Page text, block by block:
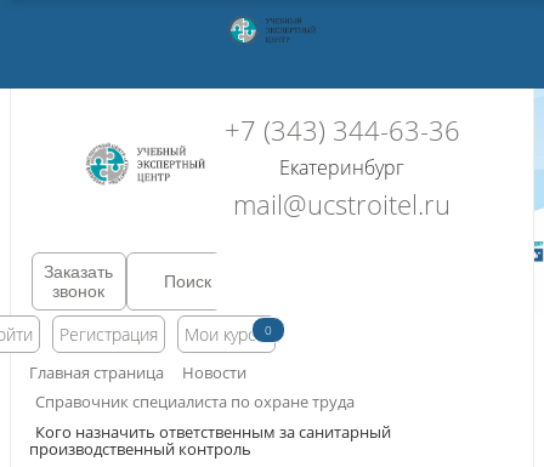
+7 (343) 344-63-36
Екатеринбург
mail@ucstroitel.ru
Заказать
звонок
Регистрация Мои курсы0
Главная страница
Новости
Справочник специалиста по охране труда
Кого назначить ответственным за санитарный
производственный контроль